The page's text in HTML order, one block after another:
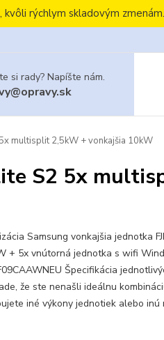
rýchlym skladovým zmenám.
si rady? Napíšte nám.
multisplit 2,5kW + vonkajšia 10kW
S2 5x
Samsung vonkajšia jednotka
+ 5x vnútorná jednotka s wifi
Špecifikácia
že ste nenašli ideálnu
iné výkony jednotiek alebo inú